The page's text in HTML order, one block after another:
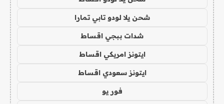
شحن يلا لودو تابي تمارا
شدات ببجي اقساط
ايتونز امريكي اقساط
ايتونز سعودي اقساط
فور يو